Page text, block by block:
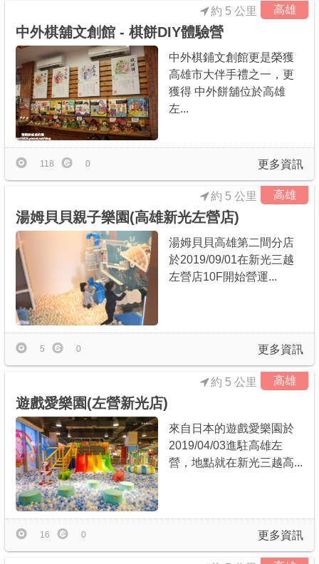
高雄
中外棋舖文創館 - 棋餅DIY體驗營
約 5 公里
中外棋鋪文創館更是榮獲
高雄市大伴手禮之一，更
獲得 中外餅舖位於高雄
左...
更多資訊
118 0
高雄
湯姆貝貝親子樂園(高雄新光左營店)
約 5 公里
湯姆貝貝高雄第二間分店
於2019/09/01在新光三越
左營店10F開始營運...
更多資訊
5 0
高雄
遊戲愛樂園(左營新光店)
約 5 公里
來自日本的遊戲愛樂園於
2019/04/03進駐高雄左
營，地點就在新光三越高...
更多資訊
16 0